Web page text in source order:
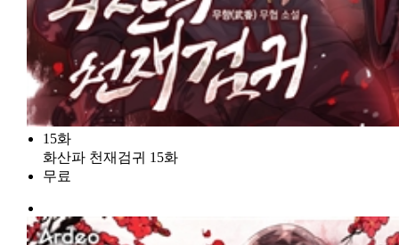
15화
화산파 천재검귀 15화
무료